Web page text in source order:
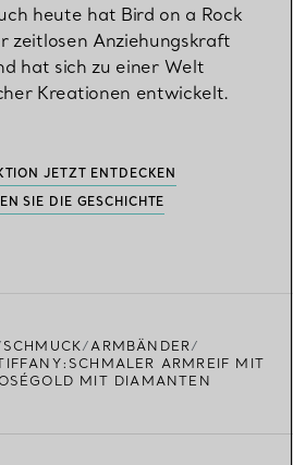
heute hat Bird on a Rock
zeitlosen Anziehungskraft
hat sich zu einer Welt
Kreationen entwickelt.
JETZT ENTDECKEN
SIE DIE GESCHICHTE
SCHMUCK
ARMBÄNDER
ARMREIF MIT
MIT DIAMANTEN